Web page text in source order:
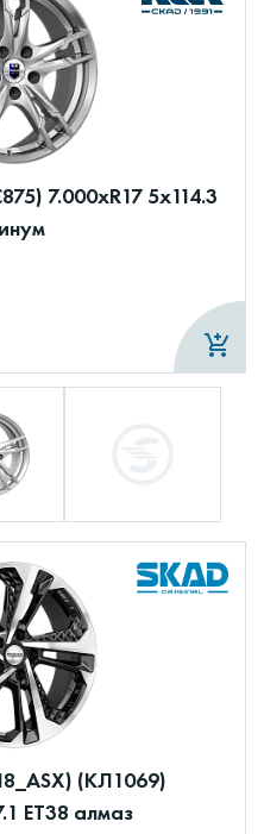
7.000xR17 5x114.3
(КЛ1069)
ET38 алмаз